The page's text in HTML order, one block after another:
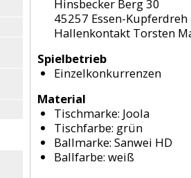
Hinsbecker Berg 30
45257 Essen-Kupferdreh
Hallenkontakt Torsten
Spielbetrieb
Einzelkonkurrenzen
Material
Tischmarke: Joola
Tischfarbe: grün
Ballmarke: Sanwei HD
Ballfarbe: weiß